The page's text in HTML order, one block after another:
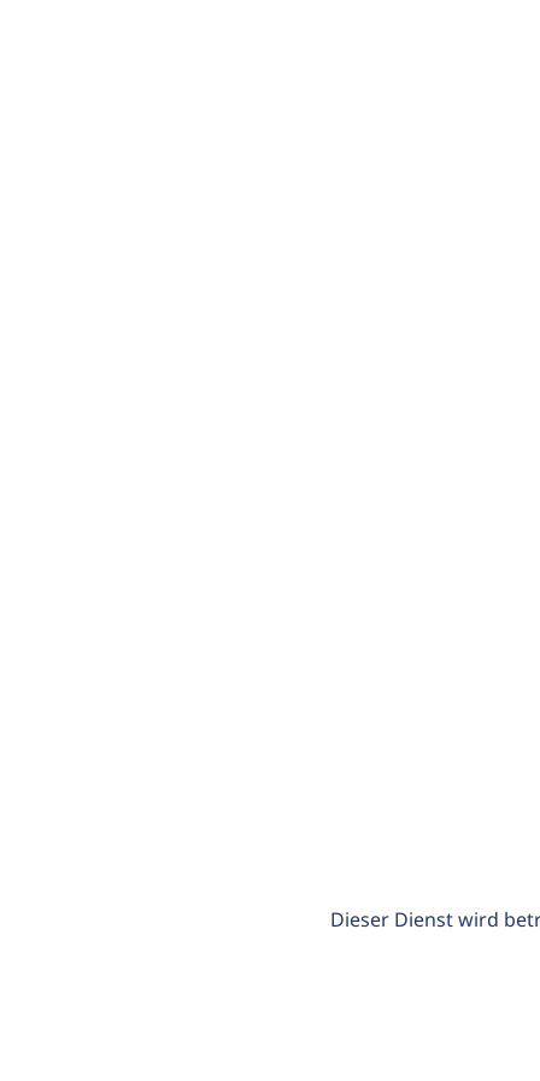
Dieser Dienst wird